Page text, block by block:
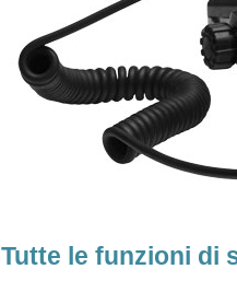
Tutte le funzioni di